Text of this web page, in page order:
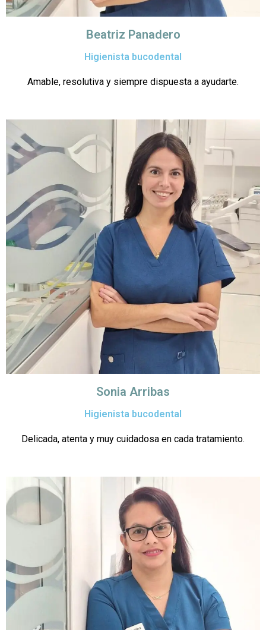
Beatriz Panadero
Higienista bucodental
Amable, resolutiva y siempre dispuesta a ayudarte.
Sonia Arribas
Higienista bucodental
Delicada, atenta y muy cuidadosa en cada tratamiento.